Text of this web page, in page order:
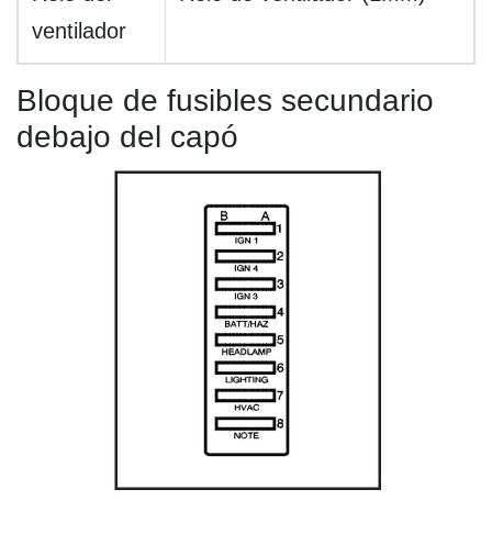
ventilador
Bloque de fusibles secundario
debajo del capó